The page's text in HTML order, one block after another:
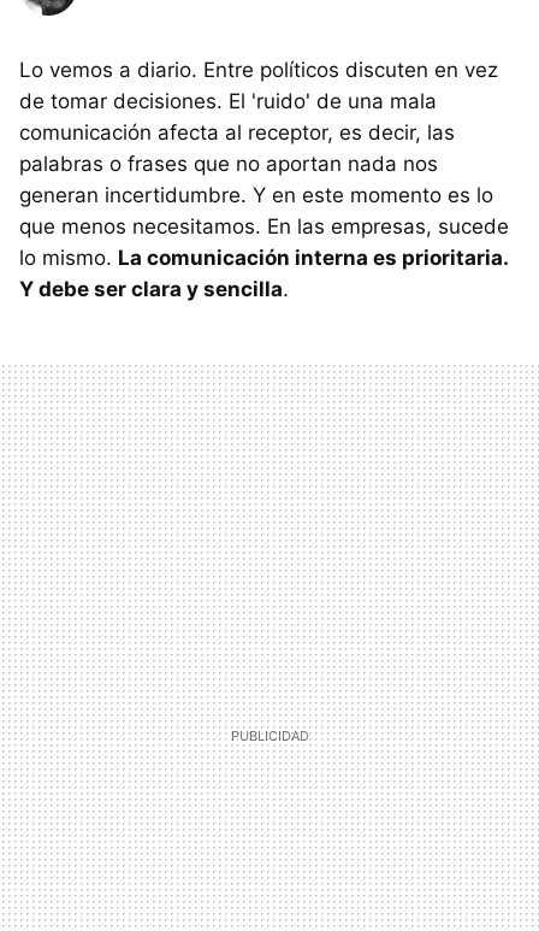
Lo vemos a diario. Entre políticos discuten en vez
de tomar decisiones. El 'ruido' de una mala
comunicación afecta al receptor, es decir, las
palabras o frases que no aportan nada nos
generan incertidumbre. Y en este momento es lo
que menos necesitamos. En las empresas, sucede
lo mismo. La comunicación interna es prioritaria.
Y debe ser clara y sencilla.